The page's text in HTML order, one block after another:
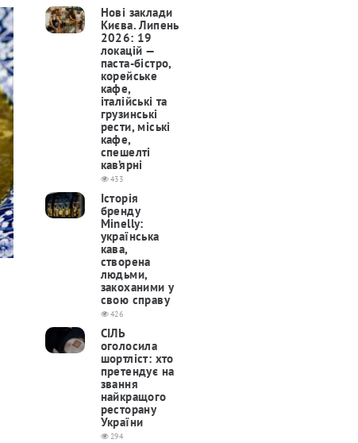
Нові заклади
Києва. Липень
2026: 19
локацій —
паста-бістро,
корейське
кафе,
італійські та
грузинські
рести, міські
кафе,
спешелті
кав’ярні
433
Історія
бренду
Minelly:
українська
кава,
створена
людьми,
закоханими у
свою справу
426
СІЛЬ
оголосила
шортліст: хто
претендує на
звання
найкращого
ресторану
України
294